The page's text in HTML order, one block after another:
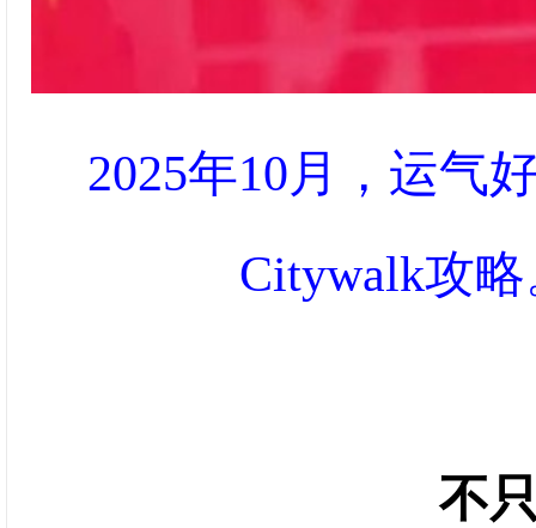
2025年10月，运气
Citywalk攻
不